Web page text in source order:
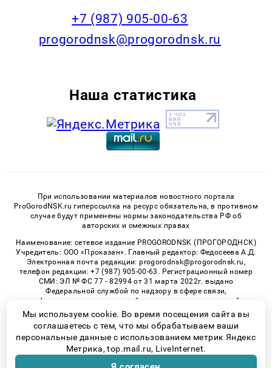
+7 (987) 905-00-63
progorodnsk@progorodnsk.ru
Наша статистика
При использовании материалов новостного портала
ProGorodNSK.ru гиперссылка на ресурс обязательна, в противном
случае будут применены нормы законодательства РФ об
авторских и смежных правах
Наименование: сетевое издание PROGORODNSK (ПРОГОРОДНСК)
Учредитель: ООО «Проказан». Главный редактор: Федосеева А.Д.
Электронная почта редакции: progorodnsk@progorodnsk.ru,
телефон редакции: +7 (987) 905-00-63. Регистрационный номер
СМИ: ЭЛ № ФС 77 - 82994 от 31 марта 2022г. выдано
Федеральной службой по надзору в сфере связи,
информационных технологий и массовых коммуникаций.
Возрастная категория сайта 16+.
© 2026 «progorodnsk» | Все права защищены
Возрастная категория сайта 16+
Мы используем cookie. Во время посещения сайта вы
соглашаетесь с тем, что мы обрабатываем ваши
персональные данные с использованием метрик Яндекс
Метрика, top.mail.ru, LiveInternet.